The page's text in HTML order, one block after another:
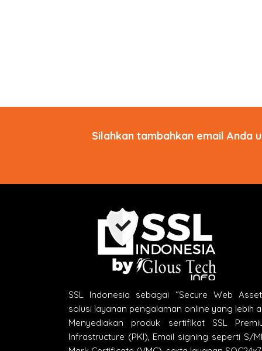
Silahkan tambahkan email Anda
SSL Indonesia sebagai “Secure Web
solusi layanan pengalaman online yang lebih
Menyediakan produk sertifikat SSL
Infrastructure (PKI), Email signing seperti S/